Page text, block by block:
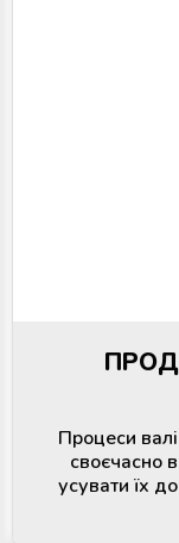
Процеси
своєчасно
усувати їх